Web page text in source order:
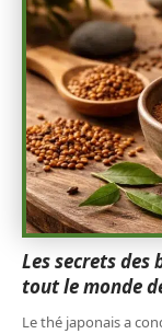
Les secrets
tout le monde
Le thé japonais a